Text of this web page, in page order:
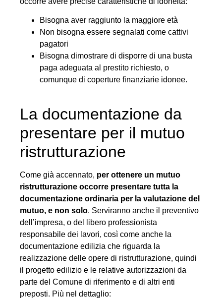
Bisogna aver raggiunto la maggiore età
Non bisogna essere segnalati come cattivi
pagatori
Bisogna dimostrare di disporre di una busta
paga adeguata al prestito richiesto, o
comunque di coperture finanziarie idonee.
La documentazione da
presentare per il mutuo
ristrutturazione
Come già accennato, per ottenere un mutuo
ristrutturazione occorre presentare tutta la
documentazione ordinaria per la valutazione del
mutuo, e non solo. Serviranno anche il preventivo
dell’impresa, o del libero professionista
responsabile dei lavori, così come anche la
documentazione edilizia che riguarda la
realizzazione delle opere di ristrutturazione, quindi
il progetto edilizio e le relative autorizzazioni da
parte del Comune di riferimento e di altri enti
preposti. Più nel dettaglio: